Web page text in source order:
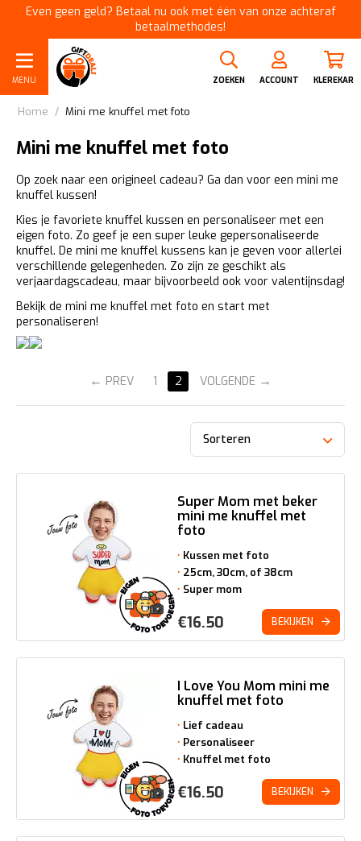
Even geen geld? Betaal nu ook met één van onze achteraf
betaalmethodes!
MENU ZOEKEN ACCOUNT KLEREKAR
Home / Mini me knuffel met foto
Mini me knuffel met foto
Op zoek naar een origineel cadeau? Ga dan voor een mini me
knuffel kussen!
Kies je favoriete knuffel kussen en personaliseer met een
eigen foto. Zo geef je een super leuke gepersonaliseerde
knuffel. De mini me knuffel kussens kan je geven voor allerlei
verschillende gelegenheden. Zo zijn ze geschikt als
verjaardagscadeau, maar bijvoorbeeld ook voor valentijnsdag!
Bekijk de mini me knuffel met foto en start met
personaliseren!
PREV 1 2 VOLGENDE
Sorteren
Super Mom met beker
mini me knuffel met
foto
Kussen met foto
25cm, 30cm, of 38cm
Super mom
€16.50 BEKIJKEN
I Love You Mom mini me
knuffel met foto
Lief cadeau
Personaliseer
Knuffel met foto
€16.50 BEKIJKEN